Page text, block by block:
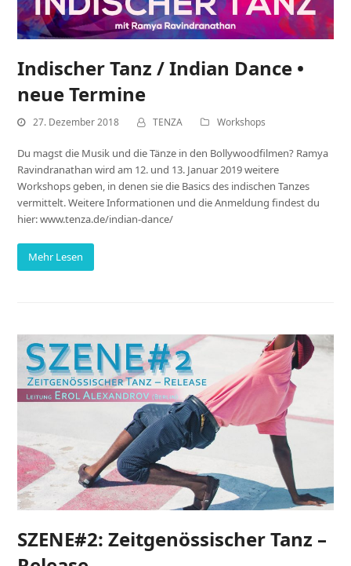
Indischer Tanz / Indian Dance •
neue Termine
27. Dezember 2018 TENZA Workshops
Du magst die Musik und die Tänze in den Bollywoodfilmen? Ramya
Ravindranathan wird am 12. und 13. Januar 2019 weitere
Workshops geben, in denen sie die Basics des indischen Tanzes
vermittelt. Weitere Informationen und die Anmeldung findest du
hier: www.tenza.de/indian-dance/
Mehr Lesen
SZENE#2: Zeitgenössischer Tanz –